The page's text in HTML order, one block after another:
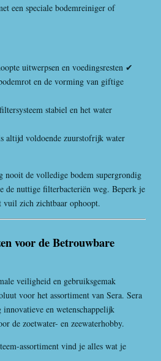
een speciale bodemreiniger of
uitwerpsen en voedingsresten ✔
en de vorming van giftige
stabiel en het water
altijd voldoende zuurstofrijk water
nooit de volledige bodem supergrondig
de nuttige filterbacteriën weg. Beperk je
vuil zich zichtbaar ophoopt.
voor de Betrouwbare
veiligheid en gebruiksgemak
voor het assortiment van Sera. Sera
en wetenschappelijk
de zoetwater- en zeewaterhobby.
assortiment vind je alles wat je